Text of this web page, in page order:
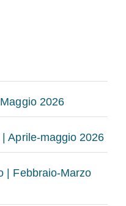
2026
Aprile-maggio 2026
| Febbraio-Marzo